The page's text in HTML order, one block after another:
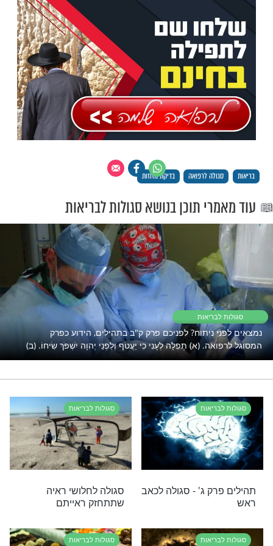
בחודשאלול- גאון רבי אופיר מלכה